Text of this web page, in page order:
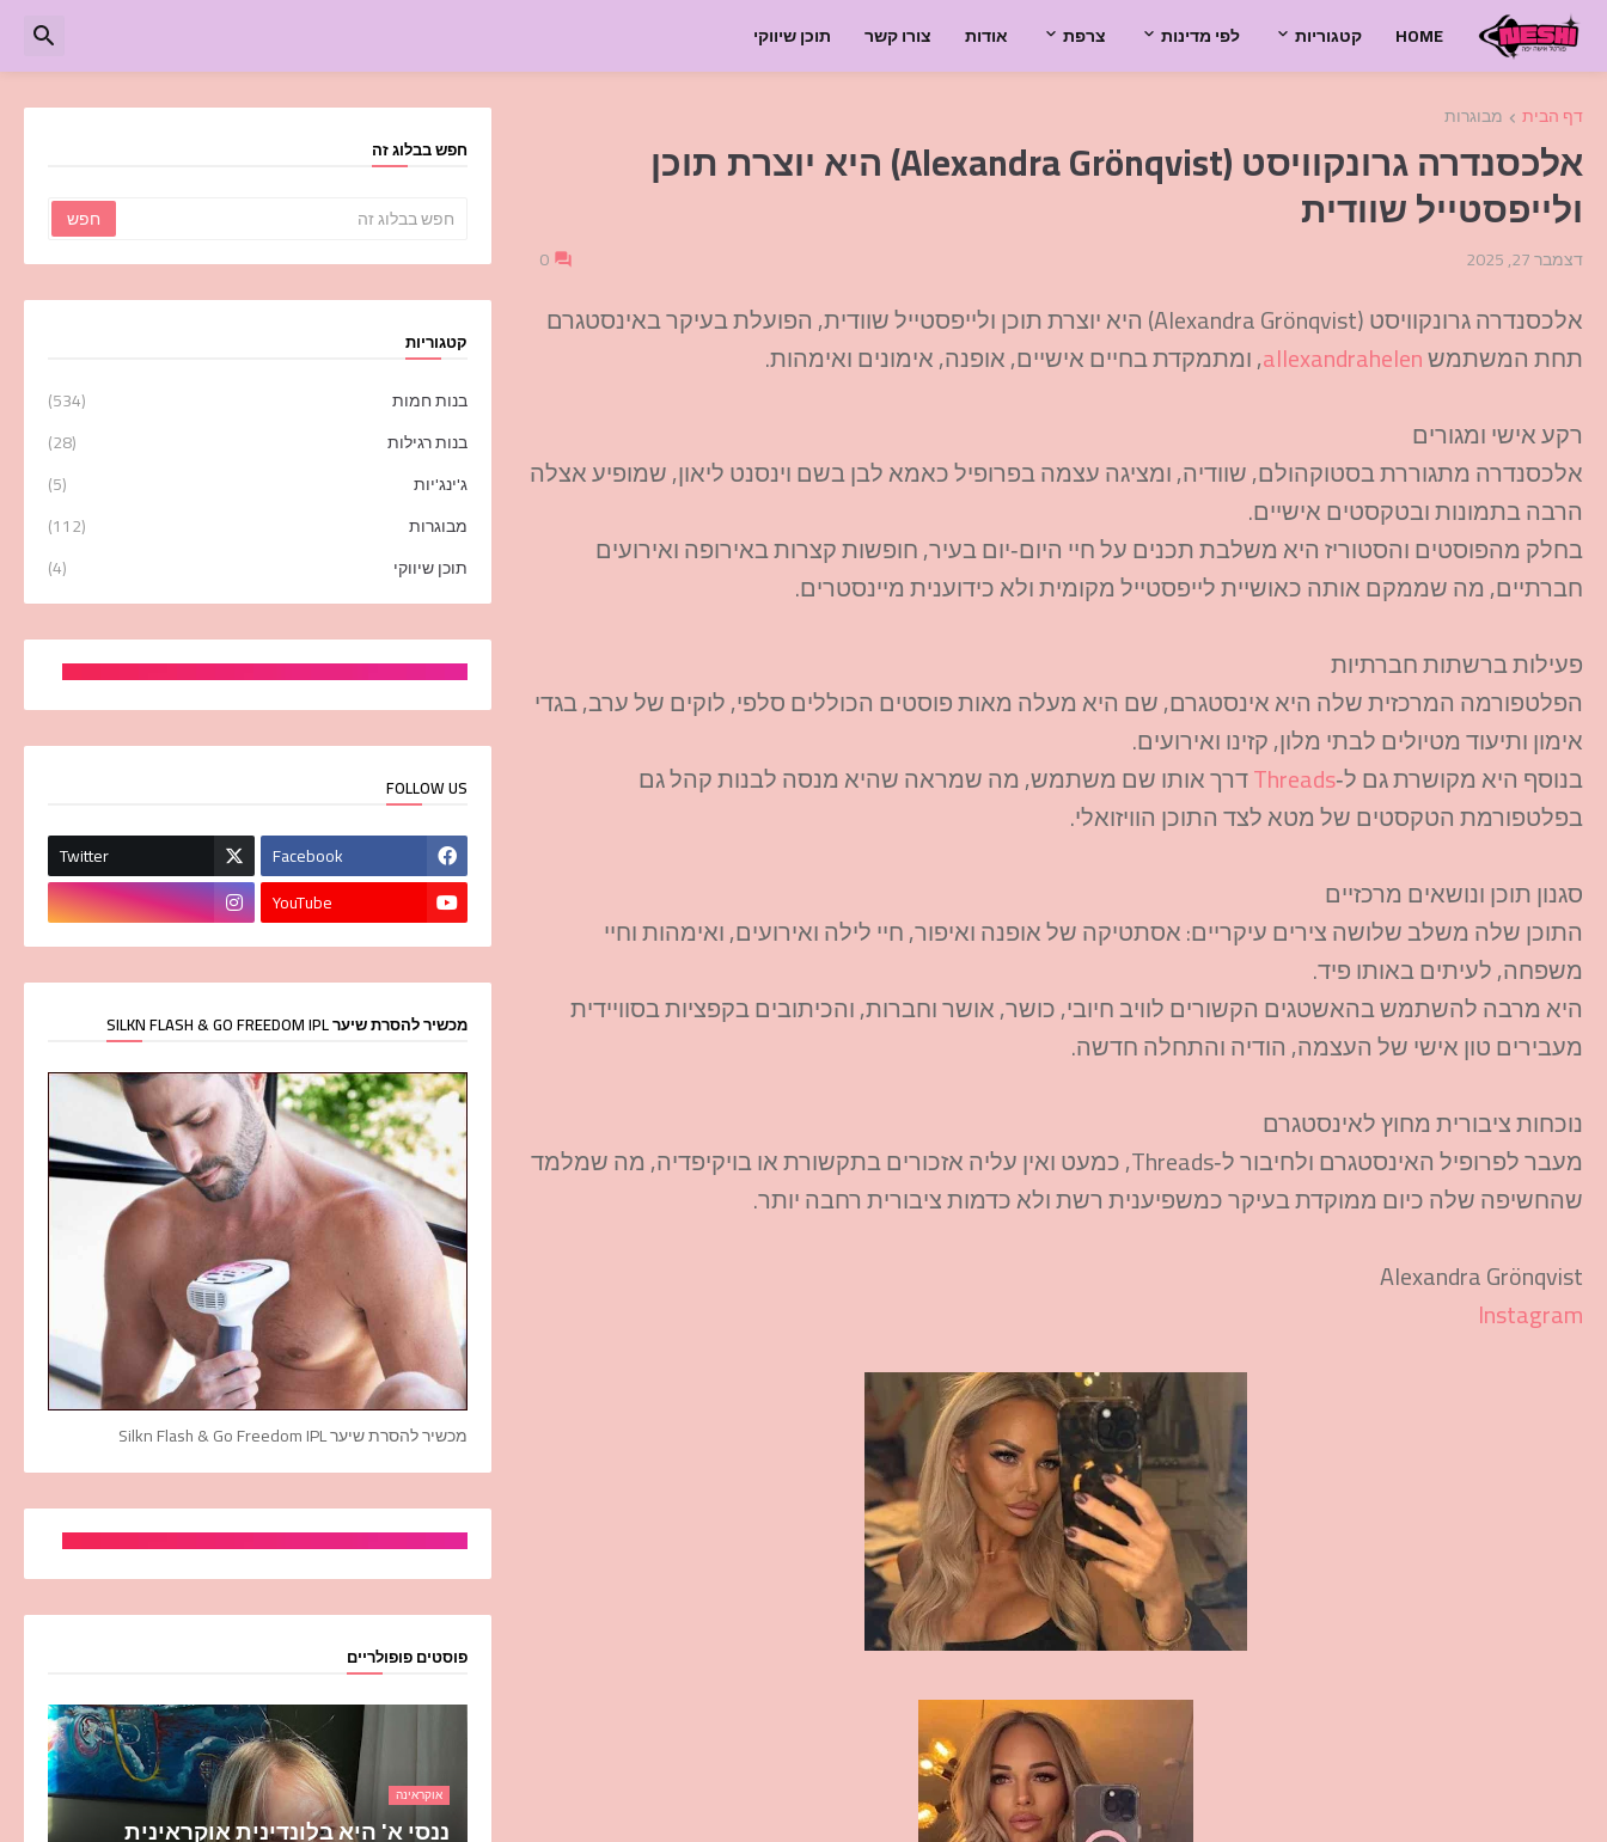
HOME קטגוריות לפי מדינות צרפת אודות צורו קשר תוכן שיווקי
דף הבית מבוגרות
אלכסנדרה גרונקוויסט (Alexandra Grönqvist) היא יוצרת תוכן
ולייפסטייל שוודית
דצמבר 27, 2025 0
אלכסנדרה גרונקוויסט (Alexandra Grönqvist) היא יוצרת תוכן ולייפסטייל שוודית, הפועלת בעיקר באינסטגרם
תחת המשתמשallexandrahelen, ומתמקדת בחיים אישיים, אופנה, אימונים ואימהות.​
רקע אישי ומגורים
אלכסנדרה מתגוררת בסטוקהולם, שוודיה, ומציגה עצמה בפרופיל כאמא לבן בשם וינסנט ליאון, שמופיע אצלה
הרבה בתמונות ובטקסטים אישיים.​
בחלק מהפוסטים והסטוריז היא משלבת תכנים על חיי היום‑יום בעיר, חופשות קצרות באירופה ואירועים
חברתיים, מה שממקם אותה כאושיית לייפסטייל מקומית ולא כידוענית מיינסטרים.​
פעילות ברשתות חברתיות
הפלטפורמה המרכזית שלה היא אינסטגרם, שם היא מעלה מאות פוסטים הכוללים סלפי, לוקים של ערב, בגדי
אימון ותיעוד מטיולים לבתי מלון, קזינו ואירועים.​
בנוסף היא מקושרת גם ל‑Threadsדרך אותו שם משתמש, מה שמראה שהיא מנסה לבנות קהל גם
בפלטפורמת הטקסטים של מטא לצד התוכן הוויזואלי.​
סגנון תוכן ונושאים מרכזיים
התוכן שלה משלב שלושה צירים עיקריים: אסתטיקה של אופנה ואיפור, חיי לילה ואירועים, ואימהות וחיי
משפחה, לעיתים באותו פיד.​
היא מרבה להשתמש בהאשטגים הקשורים לוויב חיובי, כושר, אושר וחברות, והכיתובים בקפציות בסוויידית
מעבירים טון אישי של העצמה, הודיה והתחלה חדשה.​
נוכחות ציבורית מחוץ לאינסטגרם
מעבר לפרופיל האינסטגרם ולחיבור ל‑Threads, כמעט ואין עליה אזכורים בתקשורת או בויקיפדיה, מה שמלמד
שהחשיפה שלה כיום ממוקדת בעיקר כמשפיענית רשת ולא כדמות ציבורית רחבה יותר.​
Alexandra Grönqvist
Instagram
חפש בבלוג זה
קטגוריות
בנות חמות
(534)
בנות רגילות
(28)
ג'ינג'יות
(5)
מבוגרות
(112)
תוכן שיווקי
(4)
FOLLOW US
Facebook
Twitter
YouTube
מכשיר להסרת שיער SILKN FLASH & GO FREEDOM IPL
מכשיר להסרת שיער Silkn Flash & Go Freedom IPL
פוסטים פופולריים
אוקראינה
ננסי א' היא בלונדינית אוקראינית